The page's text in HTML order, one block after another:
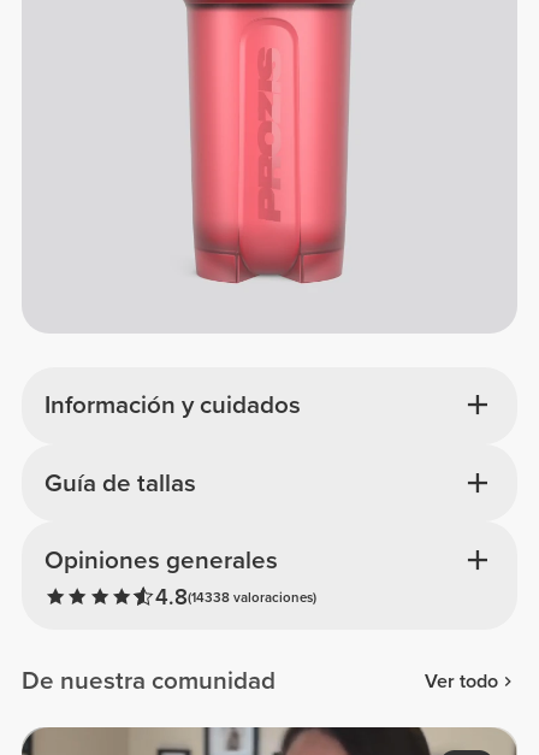
Información y cuidados
Opiniones generales
4.8(14338 valoraciones)
Guía de tallas
De nuestra comunidad Ver todo